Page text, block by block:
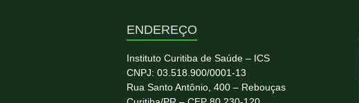
ENDEREÇO
Instituto Curitiba de Saúde – ICS
CNPJ: 03.518.900/0001-13
Rua Santo Antônio, 400 – Rebouças